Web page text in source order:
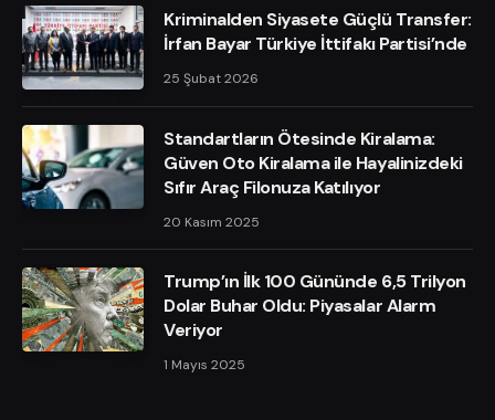
Kriminalden Siyasete Güçlü Transfer:
İrfan Bayar Türkiye İttifakı Partisi’nde
25 Şubat 2026
Standartların Ötesinde Kiralama:
Güven Oto Kiralama ile Hayalinizdeki
Sıfır Araç Filonuza Katılıyor
20 Kasım 2025
Trump’ın İlk 100 Gününde 6,5 Trilyon
Dolar Buhar Oldu: Piyasalar Alarm
Veriyor
1 Mayıs 2025